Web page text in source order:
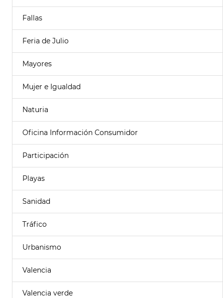
Fallas
Feria de Julio
Mayores
Mujer e Igualdad
Naturia
Oficina Información Consumidor
Participación
Playas
Sanidad
Tráfico
Urbanismo
Valencia
Valencia verde